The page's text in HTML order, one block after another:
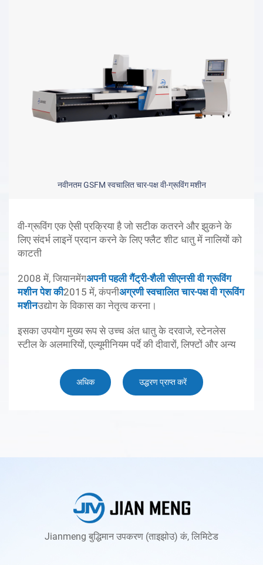
वी-ग्रूविंग एक ऐसी प्रक्रिया है जो सटीक कतरने और झुकने के
लिए संदर्भ लाइनें प्रदान करने के लिए फ्लैट शीट धातु में नालियों को
काटती
2008 में, जियानमेंगअपनी पहली गैंट्री-शैली सीएनसी वी ग्रूविंग
मशीन पेश की2015 में, कंपनीअग्रणी स्वचालित चार-पक्ष वी ग्रूविंग
मशीनउद्योग के विकास का नेतृत्व करना।
इसका उपयोग मुख्य रूप से उच्च अंत धातु के दरवाजे, स्टेनलेस
स्टील के अलमारियों, एल्यूमीनियम पर्दे की दीवारों, लिफ्टों और अन्य
अधिक उद्धरण प्राप्त करें
नवीनतम GSFM स्वचालित चार-पक्ष वी-ग्रूविंग मशीन
Jianmeng बुद्धिमान उपकरण (ताइझोउ) कं, लिमिटेड